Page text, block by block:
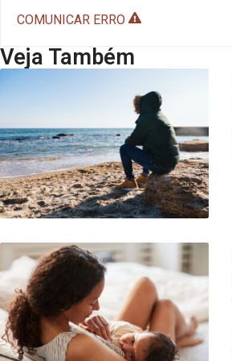
COMUNICAR ERRO
Veja Também